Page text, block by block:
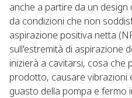
anche a partire da un
da condizioni che non
aspirazione positiva netta
sull'estremità di aspirazione
inizierà a cavitarsi, cosa che
prodotto, causare vibrazioni
guasto della pompa e fermo